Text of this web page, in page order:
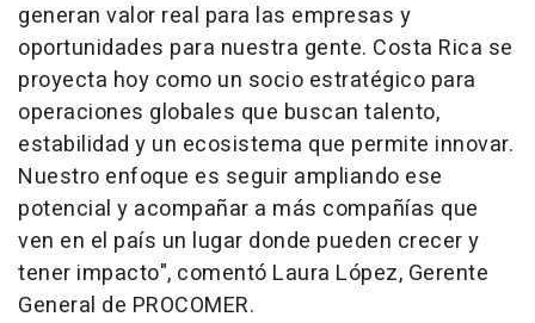
generan valor real para las empresas y
oportunidades para nuestra gente. Costa Rica se
proyecta hoy como un socio estratégico para
operaciones globales que buscan talento,
estabilidad y un ecosistema que permite innovar.
Nuestro enfoque es seguir ampliando ese
potencial y acompañar a más compañías que
ven en el país un lugar donde pueden crecer y
tener impacto", comentó Laura López, Gerente
General de PROCOMER.